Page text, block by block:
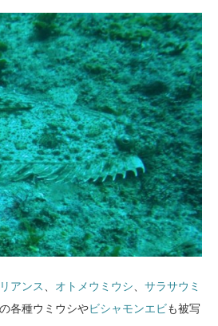
アンス、 オトメウミウシ、 サラサウミ
各種ウミウシやビシャモンエビも被写